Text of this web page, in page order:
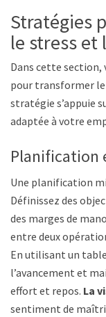
Stratégies
le stress et
Dans cette section,
pour transformer le
stratégie s’appuie
adaptée à votre
Planification
Une planification
Définissez des
des marges de
entre deux
En utilisant un
l’avancement et
effort et repos. La
sentiment de